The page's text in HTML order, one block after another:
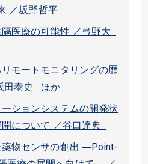
／坂野哲平
医療の可能性 ／弓野大
モートモニタリングの歴
田泰史 ほか
ションシステムの開発状
について ／谷口達典
物センサの創出 ―Point-